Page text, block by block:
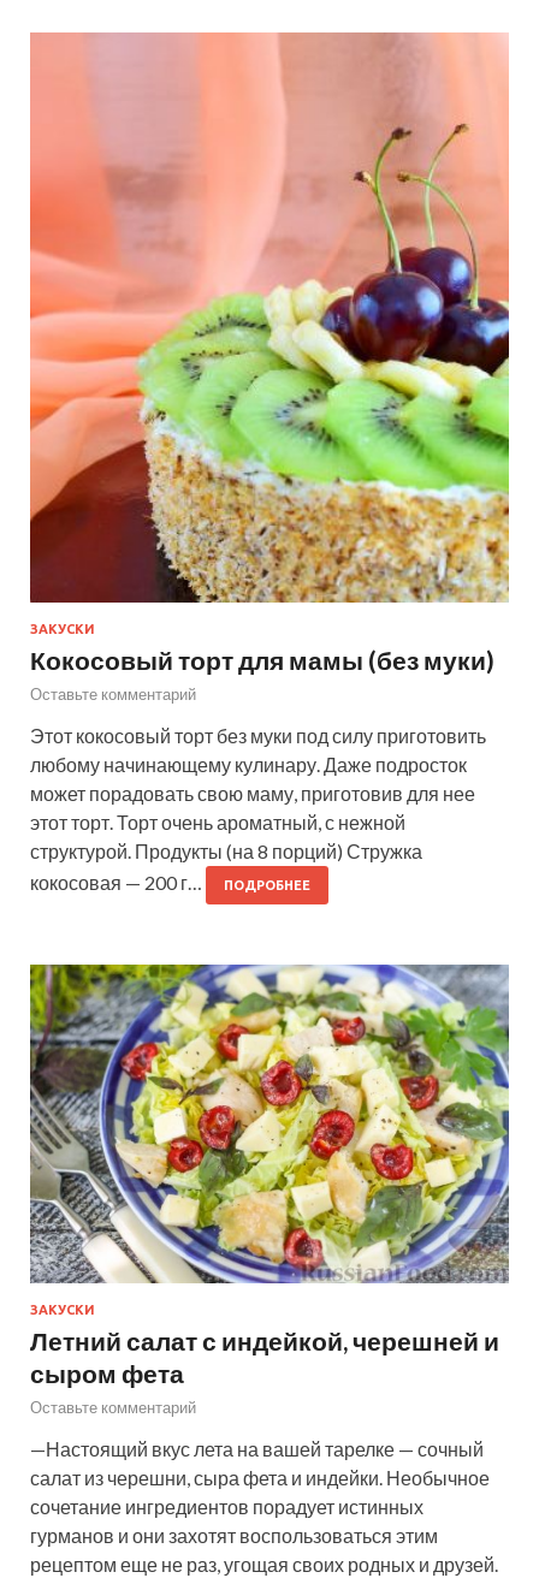
ЗАКУСКИ
Кокосовый торт для мамы (без муки)
Оставьте комментарий
Этот кокосовый торт без муки под силу приготовить
любому начинающему кулинару. Даже подросток
может порадовать свою маму, приготовив для нее
этот торт. Торт очень ароматный, с нежной
структурой. Продукты (на 8 порций) Стружка
кокосовая — 200 г…
ПОДРОБНЕЕ
ЗАКУСКИ
Летний салат с индейкой, черешней и
сыром фета
Оставьте комментарий
—Настоящий вкус лета на вашей тарелке — сочный
салат из черешни, сыра фета и индейки. Необычное
сочетание ингредиентов порадует истинных
гурманов и они захотят воспользоваться этим
рецептом еще не раз, угощая своих родных и друзей.